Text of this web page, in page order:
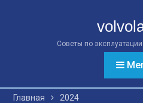
Советы по
Главная 2024